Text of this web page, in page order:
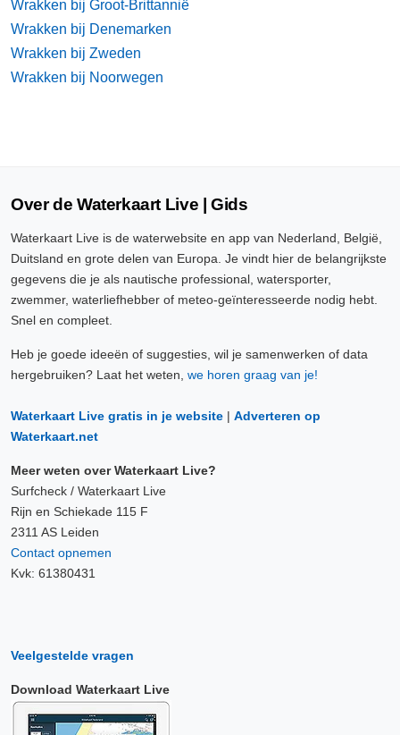
Wrakken bij Groot-Brittannië
Wrakken bij Denemarken
Wrakken bij Zweden
Wrakken bij Noorwegen
Over de Waterkaart Live | Gids
Waterkaart Live is de waterwebsite en app van Nederland, België,
Duitsland en grote delen van Europa. Je vindt hier de belangrijkste
gegevens die je als nautische professional, watersporter,
zwemmer, waterliefhebber of meteo-geïnteresseerde nodig hebt.
Snel en compleet.
Heb je goede ideeën of suggesties, wil je samenwerken of data
hergebruiken? Laat het weten, we horen graag van je!
Waterkaart Live gratis in je website | Adverteren op
Waterkaart.net
Meer weten over Waterkaart Live?
Surfcheck / Waterkaart Live
Rijn en Schiekade 115 F
2311 AS Leiden
Contact opnemen
Kvk: 61380431
Veelgestelde vragen
Download Waterkaart Live